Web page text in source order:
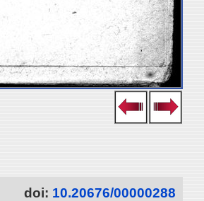
doi: 10.20676/00000288